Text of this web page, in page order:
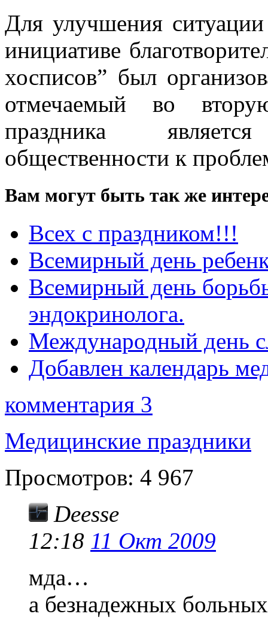
Для улучшения
инициативе
хосписов” был
отмечаемый во
праздника
общественности к
Вам могут быть так же
Всех с праздником!!!
Всемирный день
Всемирный день
эндокринолога.
Международный день
Добавлен календарь
комментария 3
Медицинские праздники
Просмотров: 4 967
Deesse
12:18 11 Окт 2009
мда…
а безнадежных